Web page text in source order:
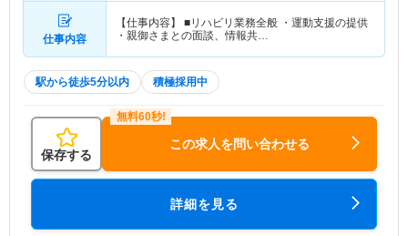
仕事内容
【仕事内容】 ■リハビリ業務全般 ・運動支援の提供
・親御さまとの面談、情報共…
駅から徒歩5分以内 積極採用中
保存する
この求人を問い合わせる
詳細を見る